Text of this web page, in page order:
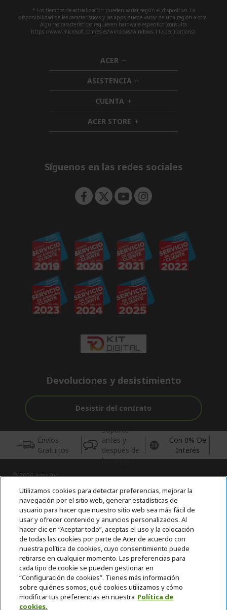
* Los tiempos de actualización pueden variar según el dispositivo. La
disponibilidad de las características y las apps puede variar de una región a otra.
Algunas características requieren hardware específico (consulta
https://www.microsoft.com/es-es/windows/windows-11-specifications).
ACER h
i
d
d
e
n
ASISTENCIA h
i
d
e
n
CUENTA h
i
d
d
ACER STORE h
i
e
Síguenos en las redes sociales
Devoluciones y desistimiento
Desistir del contrato
Envíos
Gratuitos
Soporte
antes y
después de
la compra
Con 0% De
Interés
© 2026 Acer Inc.
CPYou BV es el vendedor y distribuidor autorizado de los
productos y servicios ofrecidos en esta tienda.
Incluida la aportación para la gestión de RAEES, según RD.
110/2015, inscrita en el RII-AEE Nº 7573; de pilas y baterías, según
RD. 106/2008, inscrita en el RII-PYA Nº 2180. Adherida a los
sistemas integrales de gestión de ecopilas y ecoembes.
Utilizamos cookies para detectar preferencias, mejorar la
navegación por el sitio web, generar estadísticas de
usuario para hacer que nuestro sitio web sea más fácil de
usar y ofrecer contenido y anuncios personalizados. Al
hacer clic en “Aceptar todo”, aceptas el uso y la colocación
de todas las cookies por parte de Acer de acuerdo con
nuestra política de cookies, cuyo consentimiento puede
retirarse en cualquier momento. Las preferencias para
cada tipo de cookie se pueden gestionar en
“Configuración de cookies”. Tienes más información
sobre quiénes somos, qué cookies utilizamos y cómo
modificar tus preferencias en nuestra Política de
cookies.